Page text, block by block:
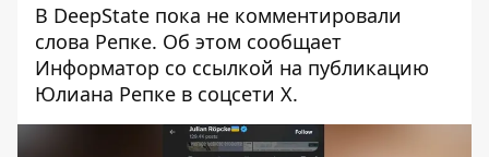
В DeepState пока не комментировали
слова Репке. Об этом сообщает
Информатор со ссылкой на публикацию
Юлиана Репке в соцсети X.